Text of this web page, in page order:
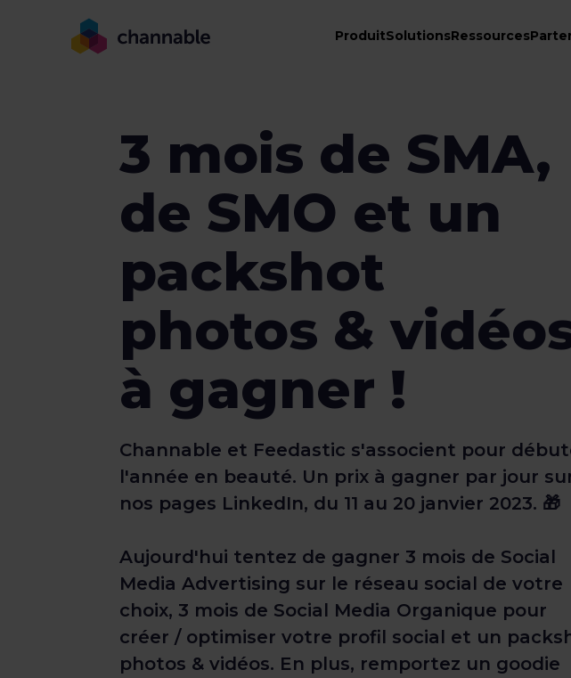
ProduitSolutionsRessources
3 mois de SMA,
de SMO et un
packshot
photos &
à gagner !
Channable et Feedastic s'associent pour
l'année en beauté. Un prix à gagner par jour
nos pages LinkedIn, du 11 au 20 janvier 2023. 🎁
Aujourd'hui tentez de gagner 3 mois de Social
Media Advertising sur le réseau social de votre
choix, 3 mois de Social Media Organique pour
créer / optimiser votre profil social et un
photos & vidéos. En plus, remportez un goodie